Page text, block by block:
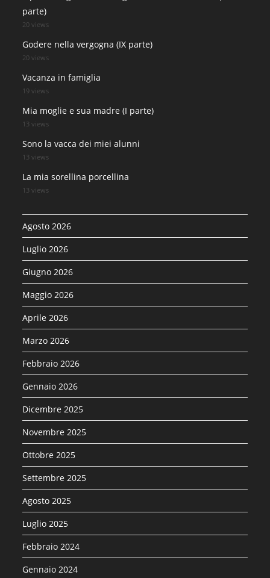
parte)
20 views
Godere nella vergogna (IX parte)
20 views
Vacanza in famiglia
19 views
Mia moglie e sua madre (I parte)
13 views
Sono la vacca dei miei alunni
13 views
La mia sorellina porcellina
13 views
Agosto 2026
Luglio 2026
Giugno 2026
Maggio 2026
Aprile 2026
Marzo 2026
Febbraio 2026
Gennaio 2026
Dicembre 2025
Novembre 2025
Ottobre 2025
Settembre 2025
Agosto 2025
Luglio 2025
Febbraio 2024
Gennaio 2024